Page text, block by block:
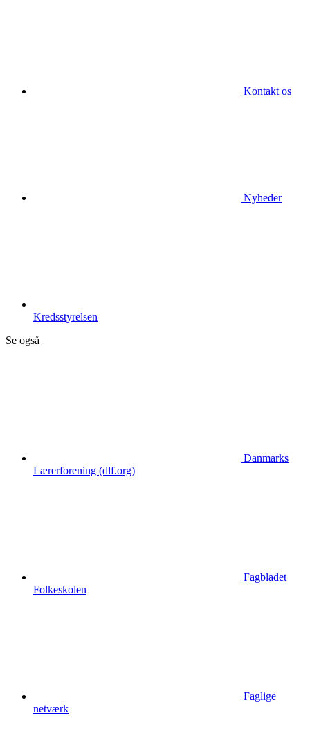
Kontakt os
Nyheder
Kredsstyrelsen
Se også
Danmarks
Lærerforening (dlf.org)
Fagbladet
Folkeskolen
Faglige
netværk